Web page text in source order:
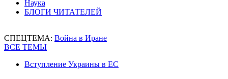
Наука
БЛОГИ ЧИТАТЕЛЕЙ
СПЕЦТЕМА: Война в Иране
ВСЕ ТЕМЫ
Вступление Украины в ЕС